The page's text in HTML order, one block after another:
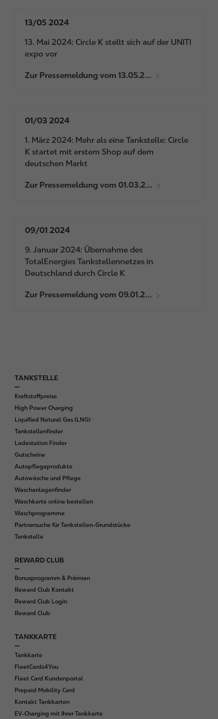
13/05 2024
13. Mai 2024: Circle K stellt sich auf der UNITI
expo vor
Zur Pressemeldung vom 13.05.2…
01/03 2024
1. März 2024: Mehr als eine Tankstelle: Circle
K startet mit erstem Shop auf dem
deutschen Markt
Zur Pressemeldung vom 01.03.2…
09/01 2024
9. Januar 2024: Übernahme des
TotalEnergies Tankstellennetzes in
Deutschland durch Circle K
Zur Pressemeldung vom 09.01.2…
F
o
o
t
e
r
TANKSTELLE
Kraftstoffpreise
High Power Charging
Liquified Natural Gas (LNG)
Tankstellenfinder
Ladestation Finder
Gutscheine
Autopflegeprodukte
Autowäsche und Pflege
Waschanlagenfinder
Waschkarte online bestellen
Waschprogramme
Partnersuche für Tankstellen-Grundstücke
Tankstelle
REWARD CLUB
Bonusprogramm & Prämien
Reward Club Kontakt
Reward Club Login
Reward Club
TANKKARTE
Tankkarte
FleetCards4You
Fleet Card Kundenportal
Prepaid Mobility Card
Kontakt Tankkarten
EV-Charging mit Ihrer Tankkarte